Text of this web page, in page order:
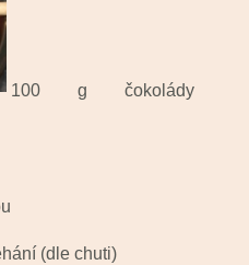
100 g čokolády
(dle chuti)